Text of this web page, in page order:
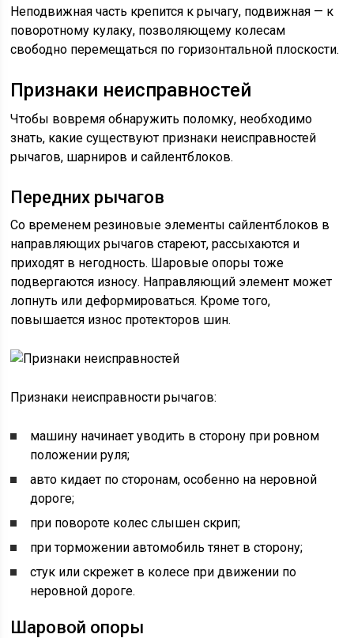
Неподвижная часть крепится к рычагу, подвижная — к
поворотному кулаку, позволяющему колесам
свободно перемещаться по горизонтальной плоскости.
Признаки неисправностей
Чтобы вовремя обнаружить поломку, необходимо
знать, какие существуют признаки неисправностей
рычагов, шарниров и сайлентблоков.
Передних рычагов
Со временем резиновые элементы сайлентблоков в
направляющих рычагов стареют, рассыхаются и
приходят в негодность. Шаровые опоры тоже
подвергаются износу. Направляющий элемент может
лопнуть или деформироваться. Кроме того,
повышается износ протекторов шин.
Признаки неисправности рычагов:
машину начинает уводить в сторону при ровном
положении руля;
авто кидает по сторонам, особенно на неровной
дороге;
при повороте колес слышен скрип;
при торможении автомобиль тянет в сторону;
стук или скрежет в колесе при движении по
неровной дороге.
Шаровой опоры